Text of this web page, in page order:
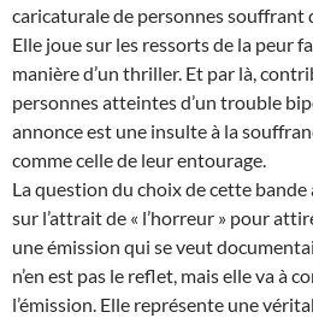
caricaturale de personnes souffrant
Elle joue sur les ressorts de la peur
manière d’un thriller. Et par là,
personnes atteintes d’un trouble
annonce est une insulte à la
comme celle de leur entourage.
La question du choix de cette bande
sur l’attrait de « l’horreur » pour
une émission qui se veut
n’en est pas le reflet, mais elle va à
l’émission. Elle représente une